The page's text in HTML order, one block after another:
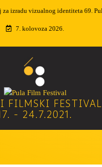
dobitnici nagradne igre
7. kolovoza 2026.
FILMSKI FESTIVAL
- 24.7.2021.